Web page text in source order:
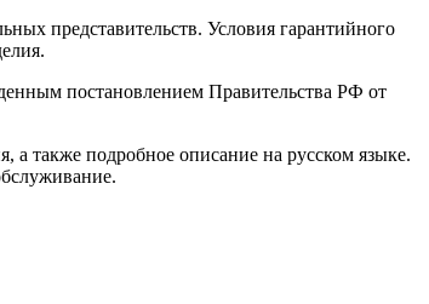
представительств. Условия гарантийного
постановлением Правительства РФ от
а также подробное описание на русском языке.